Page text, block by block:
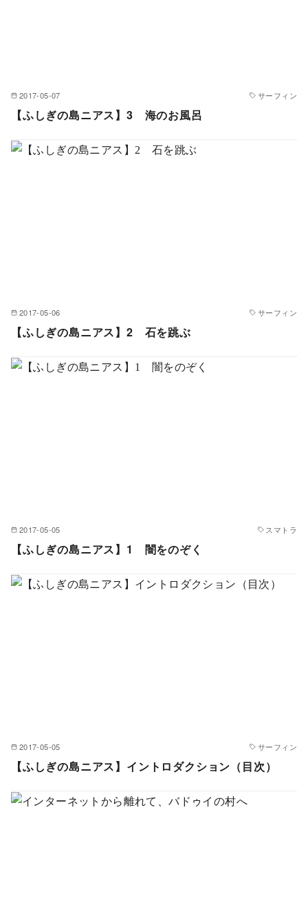
2017-05-07 サーフィン
【ふしぎの島ニアス】3 海のお風呂
2017-05-06 サーフィン
【ふしぎの島ニアス】2 石を跳ぶ
2017-05-05 スマトラ
【ふしぎの島ニアス】1 闇をのぞく
2017-05-05 サーフィン
【ふしぎの島ニアス】イントロダクション（目次）